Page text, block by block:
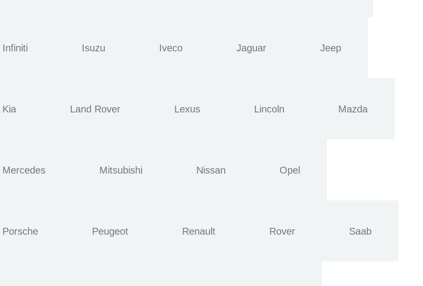
Infiniti Isuzu Iveco Jaguar Jeep
Kia Land Rover Lexus Lincoln Mazda
Mercedes Mitsubishi Nissan Opel
Porsche Peugeot Renault Rover Saab